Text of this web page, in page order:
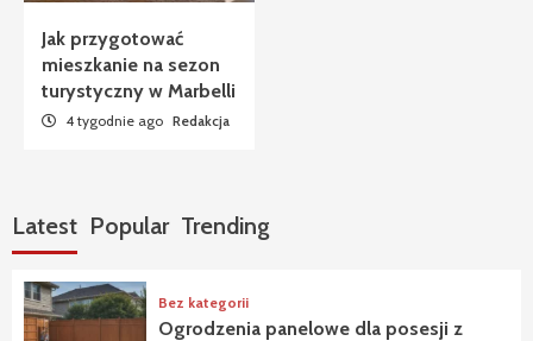
Jak przygotować
mieszkanie na sezon
turystyczny w Marbelli
4 tygodnie ago Redakcja
Latest Popular Trending
Bez kategorii
Ogrodzenia panelowe dla posesji z